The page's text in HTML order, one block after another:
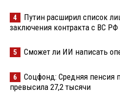
4
Путин расширил список
заключения контракта с ВС РФ
5 Сможет ли ИИ написать
6
Соцфонд: Средняя пенсия
превысила 27,2 тысячи